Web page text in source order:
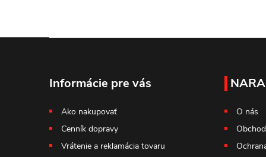
Informácie pre vás
Ako nakupovať
Cenník dopravy
Vrátenie a reklamácia tovaru
O nás